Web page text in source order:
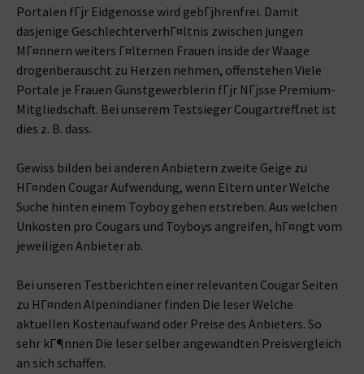
Portalen fГјr Eidgenosse wird gebГјhrenfrei. Damit
dasjenige GeschlechterverhГ¤ltnis zwischen jungen
MГ¤nnern weiters Г¤lternen Frauen inside der Waage
drogenberauscht zu Herzen nehmen, offenstehen Viele
Portale je Frauen Gunstgewerblerin fГјr NГјsse Premium-
Mitgliedschaft. Bei unserem Testsieger Cougartreff.net ist
dies z. B. dass.
Gewiss bilden bei anderen Anbietern zweite Geige zu
HГ¤nden Cougar Aufwendung, wenn Eltern unter Welche
Suche hinten einem Toyboy gehen erstreben. Aus welchen
Unkosten pro Cougars und Toyboys angreifen, hГ¤ngt vom
jeweiligen Anbieter ab.
Bei unseren Testberichten einer relevanten Cougar Seiten
zu HГ¤nden Alpenindianer finden Die leser Welche
aktuellen Kostenaufwand oder Preise des Anbieters. So
sehr kГ¶nnen Die leser selber angewandten Preisvergleich
an sich schaffen.